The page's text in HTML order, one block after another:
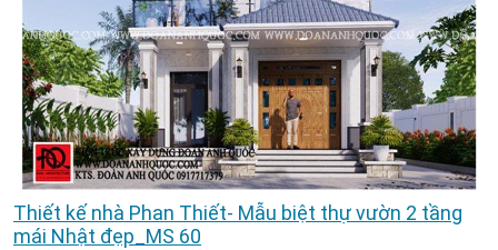
Thiết kế nhà Phan Thiết- Mẫu biệt thự vườn 2 tầng
mái Nhật đẹp_MS 60